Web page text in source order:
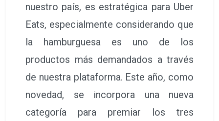
nuestro país, es estratégica para Uber
Eats, especialmente considerando que
la hamburguesa es uno de los
productos más demandados a través
de nuestra plataforma. Este año, como
novedad, se incorpora una nueva
categoría para premiar los tres